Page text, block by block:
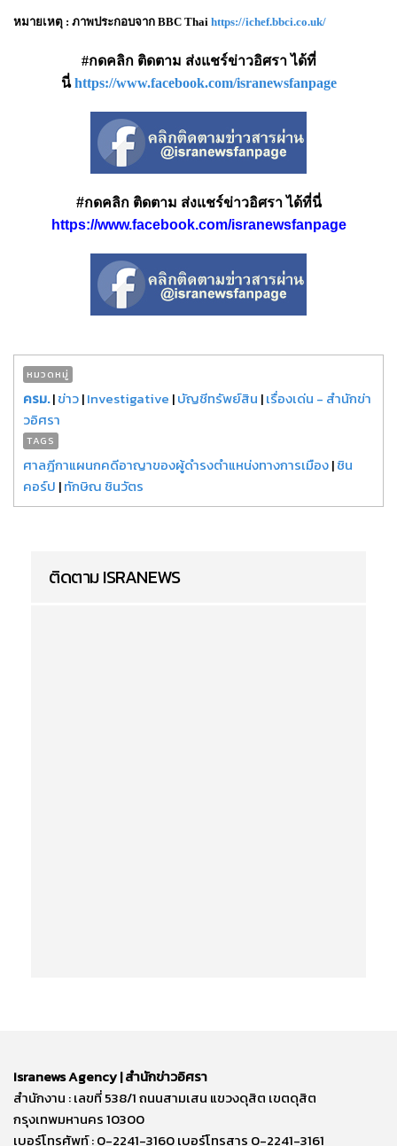
หมายเหตุ : ภาพประกอบจาก BBC Thai https://ichef.bbci.co.uk/
#กดคลิก ติดตาม ส่งแชร์ข่าวอิศรา ได้ที่
นี่ https://www.facebook.com/isranewsfanpage
#กดคลิก ติดตาม ส่งแชร์ข่าวอิศรา ได้ที่นี่
https://www.facebook.com/isranewsfanpage
หมวดหมู่
ครม.|ข่าว|Investigative |บัญชีทรัพย์สิน |เรื่องเด่น - สำนักข่า
วอิศรา
TAGS
ศาลฎีกาแผนกคดีอาญาของผู้ดำรงตำแหน่งทางการเมือง|ชิน
คอร์ป |ทักษิณ ชินวัตร
ติดตาม ISRANEWS
Isranews Agency | สำนักข่าวอิศรา
สำนักงาน : เลขที่ 538/1 ถนนสามเสน แขวงดุสิต เขตดุสิต
กรุงเทพมหานคร 10300
เบอร์โทรศัพท์ : 0-2241-3160 เบอร์โทรสาร 0-2241-3161